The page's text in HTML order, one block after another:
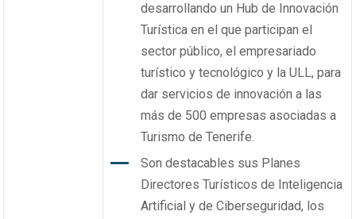
desarrollando un Hub de Innovación
Turística en el que participan el
sector público, el empresariado
turístico y tecnológico y la ULL, para
dar servicios de innovación a las
más de 500 empresas asociadas a
Turismo de Tenerife.
Son destacables sus Planes
Directores Turísticos de Inteligencia
Artificial y de Ciberseguridad, los